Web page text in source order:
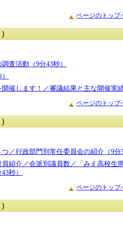
ページのトップ
査活動（9分43秒）
催します！／審議結果と主な開催実
ページのトップ
／行政部門別常任委員会の紹介（9分
紹介／会派別議員数／「みえ高校
秒）
ページのトップ